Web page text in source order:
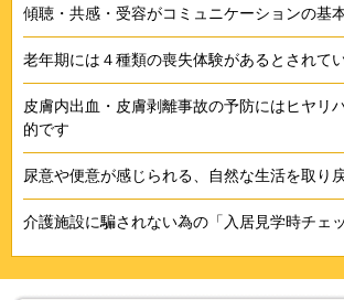
傾聴・共感・受容がコミュニケーションの基
老年期には４種類の喪失体験があるとされて
皮膚内出血・皮膚剥離事故の予防にはヒヤリ
的です
尿意や便意が感じられる、自然な生活を取り
介護施設に騙されない為の「入居見学時チェ